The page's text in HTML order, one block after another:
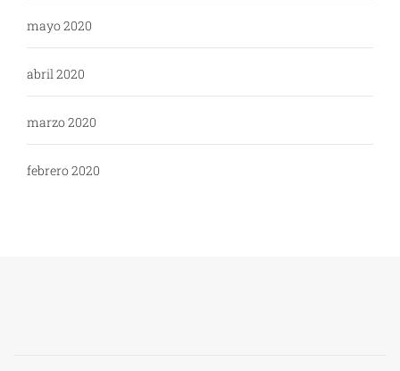
mayo 2020
abril 2020
marzo 2020
febrero 2020